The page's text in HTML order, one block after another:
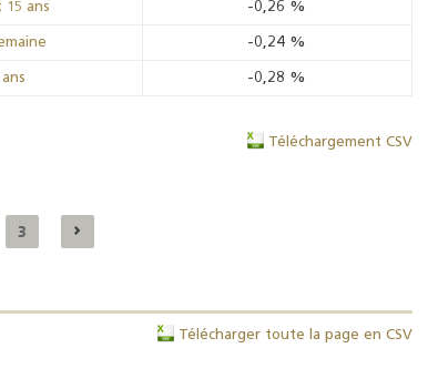
15 ans -0,26 %
-0,24 %
ans -0,28 %
Téléchargement CSV
3
Télécharger toute la page en CSV